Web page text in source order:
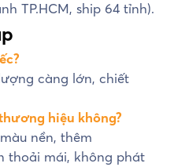
TP.HCM, ship 64 tỉnh).
càng lớn, chiết
hiệu không?
nền, thêm
thoải mái, không phát